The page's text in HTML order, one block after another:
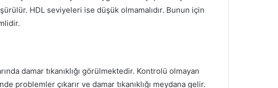
HDL seviyeleri ise düşük olmamalıdır. Bunun için
damar tıkanıklığı görülmektedir. Kontrolü olmayan
problemler çıkarır ve damar tıkanıklığı meydana gelir.